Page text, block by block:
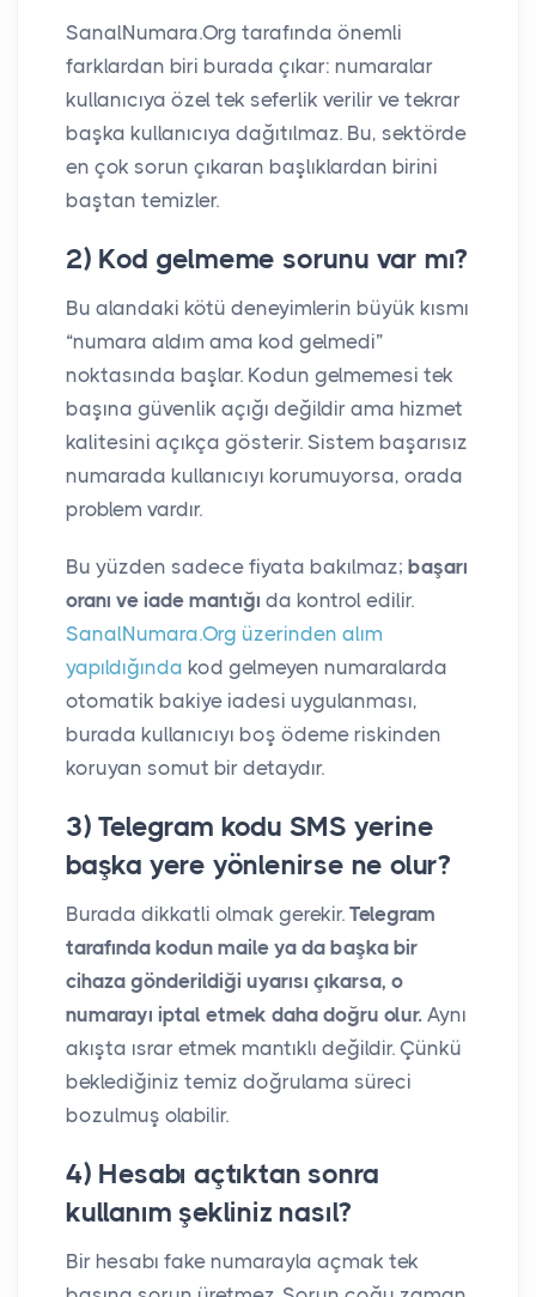
SanalNumara.Org tarafında önemli
farklardan biri burada çıkar: numaralar
kullanıcıya özel tek seferlik verilir ve tekrar
başka kullanıcıya dağıtılmaz. Bu, sektörde
en çok sorun çıkaran başlıklardan birini
baştan temizler.
2) Kod gelmeme sorunu var mı?
Bu alandaki kötü deneyimlerin büyük kısmı
“numara aldım ama kod gelmedi”
noktasında başlar. Kodun gelmemesi tek
başına güvenlik açığı değildir ama hizmet
kalitesini açıkça gösterir. Sistem başarısız
numarada kullanıcıyı korumuyorsa, orada
problem vardır.
Bu yüzden sadece fiyata bakılmaz; başarı
oranı ve iade mantığı da kontrol edilir.
SanalNumara.Org üzerinden alım
yapıldığında kod gelmeyen numaralarda
otomatik bakiye iadesi uygulanması,
burada kullanıcıyı boş ödeme riskinden
koruyan somut bir detaydır.
3) Telegram kodu SMS yerine
başka yere yönlenirse ne olur?
Burada dikkatli olmak gerekir. Telegram
tarafında kodun maile ya da başka bir
cihaza gönderildiği uyarısı çıkarsa, o
numarayı iptal etmek daha doğru olur. Aynı
akışta ısrar etmek mantıklı değildir. Çünkü
beklediğiniz temiz doğrulama süreci
bozulmuş olabilir.
4) Hesabı açtıktan sonra
kullanım şekliniz nasıl?
Bir hesabı fake numarayla açmak tek